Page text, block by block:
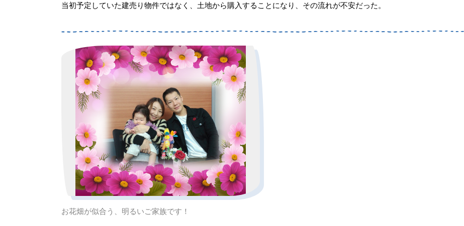
当初予定していた建売り物件ではなく、土地から購入することになり、その流れが不安だった。
お花畑が似合う、明るいご家族です！